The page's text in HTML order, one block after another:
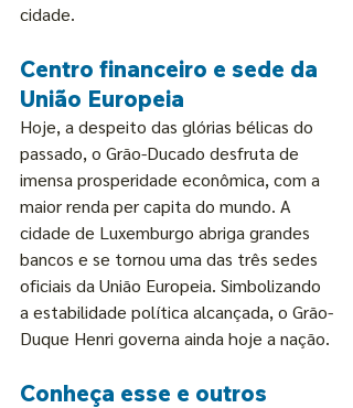
cidade.
Centro financeiro e sede da
União Europeia
Hoje, a despeito das glórias bélicas do
passado, o Grão-Ducado desfruta de
imensa prosperidade econômica, com a
maior renda per capita do mundo. A
cidade de Luxemburgo abriga grandes
bancos e se tornou uma das três sedes
oficiais da União Europeia. Simbolizando
a estabilidade política alcançada, o Grão-
Duque Henri governa ainda hoje a nação.
Conheça esse e outros